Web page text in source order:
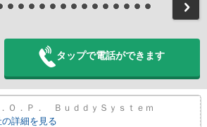
タップで電話ができます
Ｏ．Ｐ． ＢｕｄｄｙＳｙｓｔｅｍ
の詳細を見る